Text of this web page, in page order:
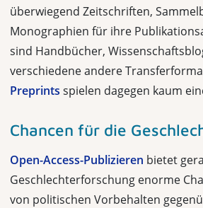
überwiegend Zeitschriften,
Monographien für ihre
sind Handbücher,
verschiedene andere
Preprints spielen dagegen kaum
Chancen für die
Open-Access-Publizieren bietet
Geschlechterforschung enorme
von politischen Vorbehalten